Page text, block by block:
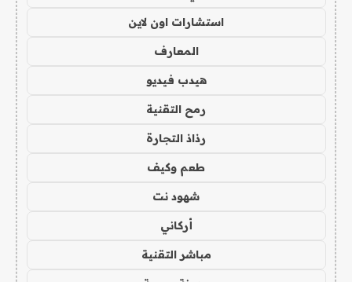
استشارات اون لاين
المعارف
هيدب فيديو
رمح التقنية
رذاذ التجارة
طعم وكيف
شهود نت
أركاني
مباشر التقنية